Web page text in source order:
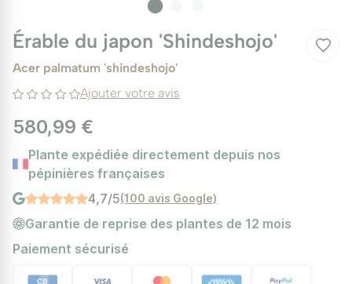
Érable du japon 'Shindeshojo'
Acer palmatum 'shindeshojo'
Ajouter votre avis
580,99 €
Plante expédiée directement depuis nos
pépinières françaises
4,7/5(100 avis Google)
Garantie de reprise des plantes de 12 mois
Paiement sécurisé